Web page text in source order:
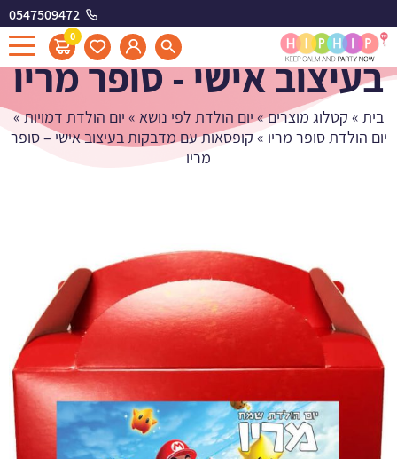
0547509472
0
קופסאות עם מדבקות
בעיצוב אישי - סופר מריו
בית » קטלוג מוצרים»יום הולדת לפי נושא » יום הולדת דמויות»
יום הולדת סופר מריו » קופסאות עם מדבקות בעיצוב אישי – סופר
מריו